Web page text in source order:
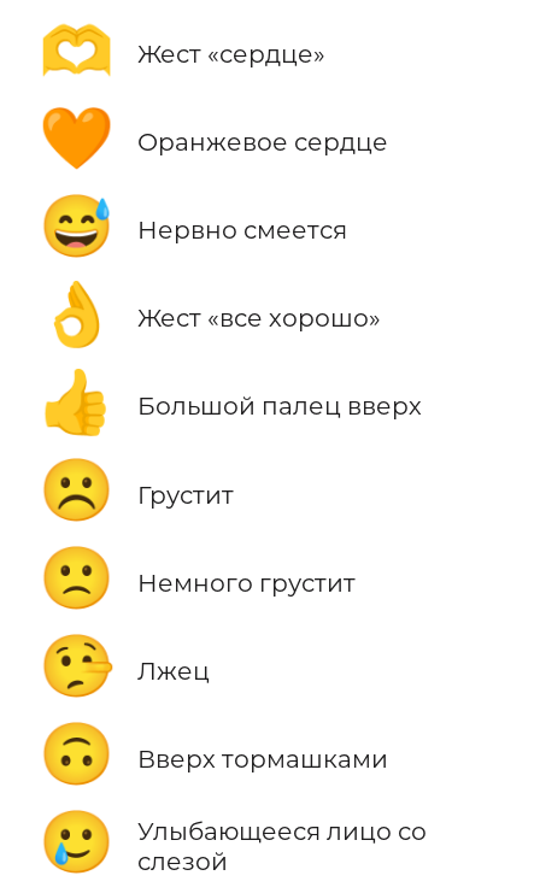
🫶 Жест «сердце»
🧡 Оранжевое сердце
😅 Нервно смеется
👌 Жест «все хорошо»
👍 Большой палец вверх
☹️ Грустит
🙁 Немного грустит
🤥 Лжец
🙃 Вверх тормашками
🥲
Улыбающееся лицо со
слезой